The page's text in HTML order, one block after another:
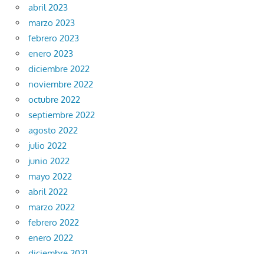
abril 2023
marzo 2023
febrero 2023
enero 2023
diciembre 2022
noviembre 2022
octubre 2022
septiembre 2022
agosto 2022
julio 2022
junio 2022
mayo 2022
abril 2022
marzo 2022
febrero 2022
enero 2022